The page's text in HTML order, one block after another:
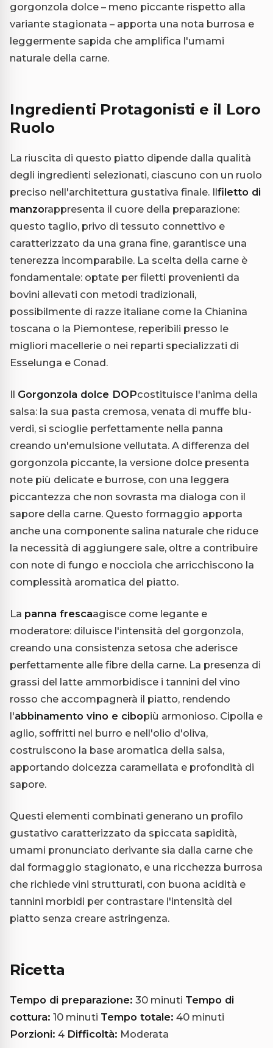
gorgonzola dolce – meno piccante rispetto alla
variante stagionata – apporta una nota burrosa e
leggermente sapida che amplifica l'umami
naturale della carne.
Ingredienti Protagonisti e il Loro
Ruolo
La riuscita di questo piatto dipende dalla qualità
degli ingredienti selezionati, ciascuno con un ruolo
preciso nell'architettura gustativa finale. Ilfiletto di
manzorappresenta il cuore della preparazione:
questo taglio, privo di tessuto connettivo e
caratterizzato da una grana fine, garantisce una
tenerezza incomparabile. La scelta della carne è
fondamentale: optate per filetti provenienti da
bovini allevati con metodi tradizionali,
possibilmente di razze italiane come la Chianina
toscana o la Piemontese, reperibili presso le
migliori macellerie o nei reparti specializzati di
Esselunga e Conad.
Il Gorgonzola dolce DOPcostituisce l'anima della
salsa: la sua pasta cremosa, venata di muffe blu-
verdi, si scioglie perfettamente nella panna
creando un'emulsione vellutata. A differenza del
gorgonzola piccante, la versione dolce presenta
note più delicate e burrose, con una leggera
piccantezza che non sovrasta ma dialoga con il
sapore della carne. Questo formaggio apporta
anche una componente salina naturale che riduce
la necessità di aggiungere sale, oltre a contribuire
con note di fungo e nocciola che arricchiscono la
complessità aromatica del piatto.
La panna frescaagisce come legante e
moderatore: diluisce l'intensità del gorgonzola,
creando una consistenza setosa che aderisce
perfettamente alle fibre della carne. La presenza di
grassi del latte ammorbidisce i tannini del vino
rosso che accompagnerà il piatto, rendendo
l'abbinamento vino e cibopiù armonioso. Cipolla e
aglio, soffritti nel burro e nell'olio d'oliva,
costruiscono la base aromatica della salsa,
apportando dolcezza caramellata e profondità di
sapore.
Questi elementi combinati generano un profilo
gustativo caratterizzato da spiccata sapidità,
umami pronunciato derivante sia dalla carne che
dal formaggio stagionato, e una ricchezza burrosa
che richiede vini strutturati, con buona acidità e
tannini morbidi per contrastare l'intensità del
piatto senza creare astringenza.
Ricetta
Tempo di preparazione: 30 minuti Tempo di
cottura: 10 minuti Tempo totale: 40 minuti
Porzioni: 4 Difficoltà: Moderata